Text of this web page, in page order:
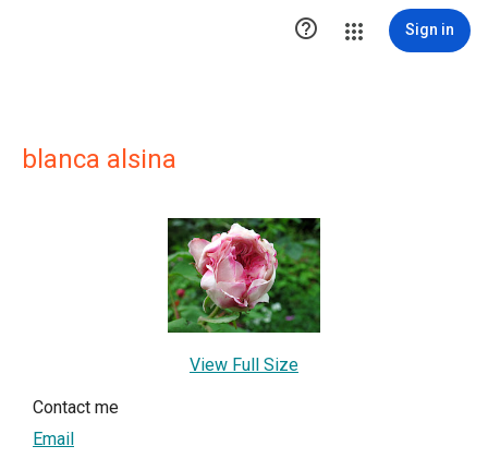
 Sign in
blanca alsina
View Full Size
Contact me
Email